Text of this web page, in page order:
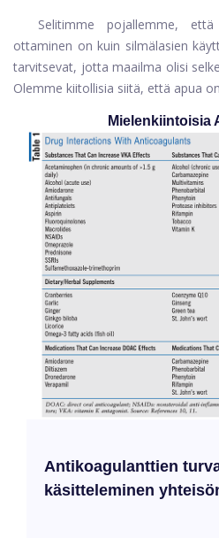
Selitimme pojallemme, että
ottaminen on kuin silmälasien
tarvitsevat, jotta maailma olisi
Olemme kiitollisia siitä, että apua
Mielenkiintoisia
Antikoagulanttien
käsitteleminen